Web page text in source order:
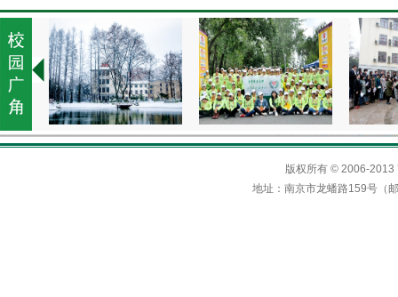
版权所有 © 2006-
地址：南京市龙蟠路159号（